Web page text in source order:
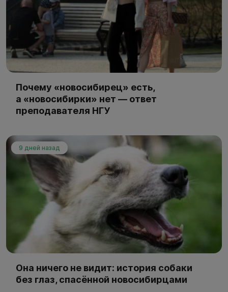
Почему «новосибирец» есть,
а «новосибирки» нет — ответ
преподавателя НГУ
9 дней назад
Она ничего не видит: история собаки
без глаз, спасённой новосибирцами